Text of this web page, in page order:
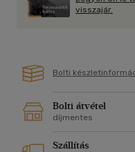
A jég pedig csak addig
melege.
visszajár.
Bolti
Bolti átvétel
díjmentes
Szállítás